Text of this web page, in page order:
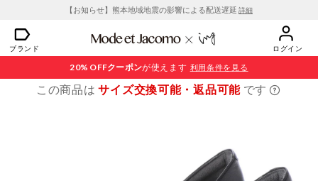
【お知らせ】熊本地域地震の影響による配送遅延 詳細
ブランド ログイン
20% OFFクーポンが使えます 利用条件を見る
この商品はサイズ交換可能・返品可能 です